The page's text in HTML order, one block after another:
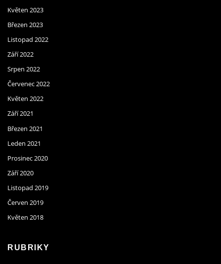
Květen 2023
Březen 2023
Listopad 2022
Září 2022
Srpen 2022
Červenec 2022
Květen 2022
Září 2021
Březen 2021
Leden 2021
Prosinec 2020
Září 2020
Listopad 2019
Červen 2019
Květen 2018
RUBRIKY